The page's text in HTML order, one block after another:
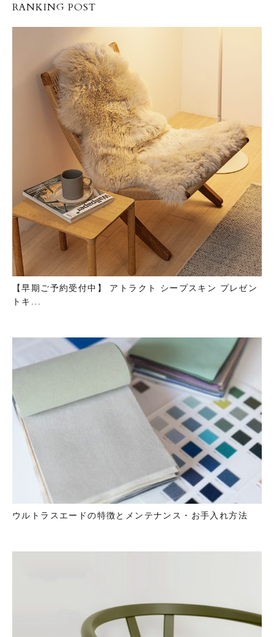
RANKING POST
【早期ご予約受付中】 アトラクト シープスキン プレゼン
トキ...
ウルトラスエードの特徴とメンテナンス・お手入れ方法